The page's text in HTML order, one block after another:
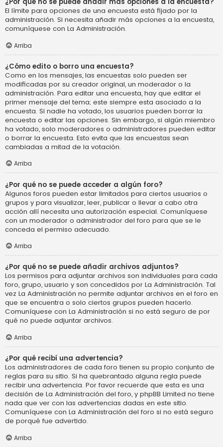
El límite para opciones de una encuesta está fijado por la
administración. Si necesita añadir más opciones a la encuesta,
comuníquese con La Administración.
Arriba
¿Cómo edito o borro una encuesta?
Como en los mensajes, las encuestas solo pueden ser
modificadas por su creador original, un moderador o la
administración. Para editar una encuesta, hay que editar el
primer mensaje del tema; este siempre esta asociado a la
encuesta. Si nadie ha votado, los usuarios pueden borrar la
encuesta o editar las opciones. Sin embargo, si algún miembro
ha votado, solo moderadores o administradores pueden editar
o borrar la encuesta. Esto evita que las encuestas sean
cambiadas a mitad de la votación.
Arriba
¿Por qué no se puede acceder a algún foro?
Algunos foros pueden estar limitados para ciertos usuarios o
grupos y para visualizar, leer, publicar o llevar a cabo otra
acción allí necesita una autorización especial. Comuníquese
con un moderador o administrador del foro para que se le
conceda el permiso adecuado.
Arriba
¿Por qué no se puede añadir archivos adjuntos?
Los permisos para adjuntar archivos son individuales para cada
foro, grupo, usuario y son concedidos por La Administración. Tal
vez La Administración no permite adjuntar archivos en el foro en
que se encuentra o solo ciertos grupos pueden hacerlo.
Comuníquese con La Administración si no está seguro de por
qué no puede adjuntar archivos.
Arriba
¿Por qué recibí una advertencia?
Los administradores de cada foro tienen su propio conjunto de
reglas para su sitio. Si ha quebrantado alguna regla puede
recibir una advertencia. Por favor recuerde que esta es una
decisión de La Administración del foro, y phpBB Limited no tiene
nada que ver con las advertencias dadas en este sitio.
Comuníquese con La Administración del foro si no está seguro
de porqué fue advertido.
Arriba